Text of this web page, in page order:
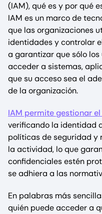
(IAM), qué es y por qué
IAM es un marco de
que las organizaciones
identidades y controlar
a garantizar que sólo
acceder a sistemas,
que su acceso sea el
de la organización.
IAM permite gestionar
verificando la identidad
políticas de seguridad y
la actividad, lo que
confidenciales estén
se adhiera a las
En palabras más
quién puede acceder a